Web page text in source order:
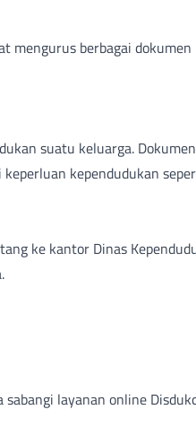
mengurus berbagai dokumen
suatu keluarga.
kependudukan
ke kantor Dinas
layanan online